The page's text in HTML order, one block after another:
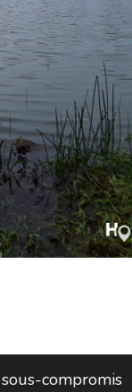
sous-compromis